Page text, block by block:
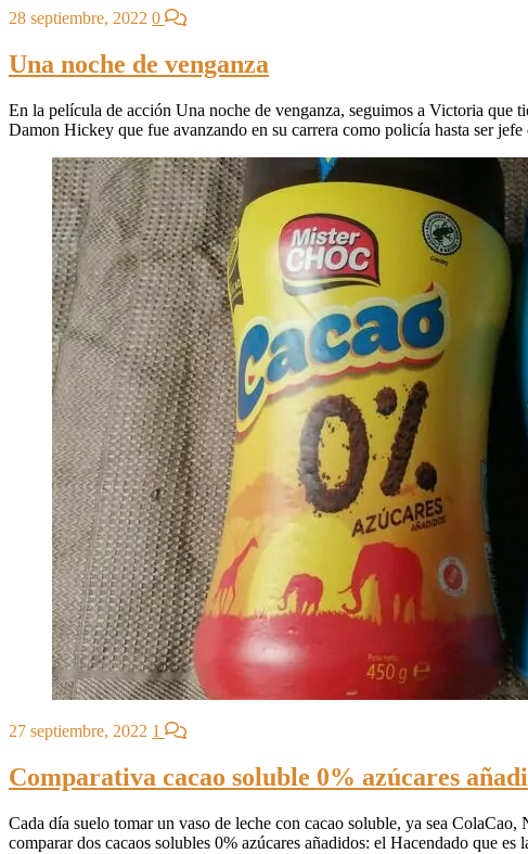
28 septiembre, 2022 0
Una noche de venganza
En la película de acción Una noche de venganza, seguimos a Victoria que
Damon Hickey que fue avanzando en su carrera como policía hasta ser
27 septiembre, 2022 1
Comparativa cacao soluble 0% azúcares
Cada día suelo tomar un vaso de leche con cacao soluble, ya sea
comparar dos cacaos solubles 0% azúcares añadidos: el Hacendado que